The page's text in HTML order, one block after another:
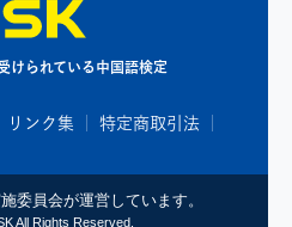
けられている中国語検定
リンク集 特定商取引法
委員会が運営しています。
All Rights Reserved.